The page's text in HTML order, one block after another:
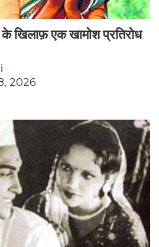
खिलाफ़ एक खामोश प्रतिरोध
2026